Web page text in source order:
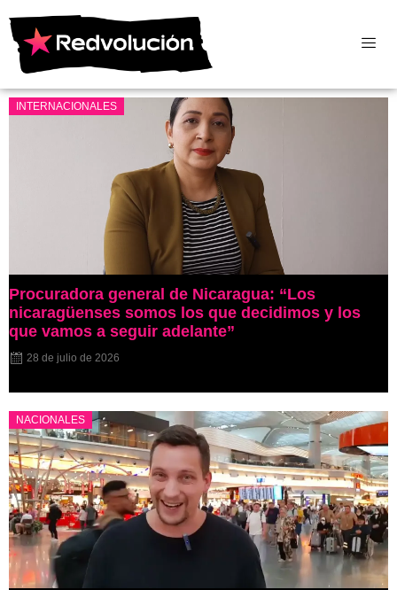
INTERNACIONALES
Procuradora general de Nicaragua: “Los
nicaragüenses somos los que decidimos y los
que vamos a seguir adelante”
28 de julio de 2026
NACIONALES